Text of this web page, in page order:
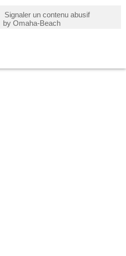
Signaler un contenu abusif
by Omaha-Beach